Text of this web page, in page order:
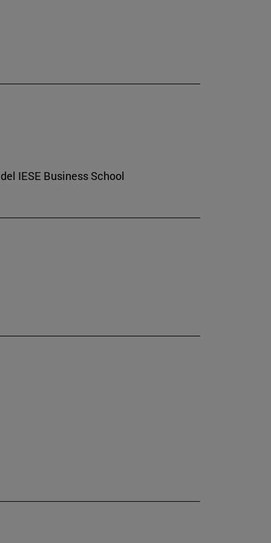
IESE Business School